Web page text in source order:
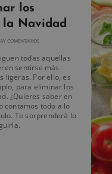
los
la Navidad
COMENTARIOS
todas aquellas
sentirse más
ligeras. Por ello, es
para eliminar los
¿Quieres saber en
contamos todo a lo
Te sorprenderá lo